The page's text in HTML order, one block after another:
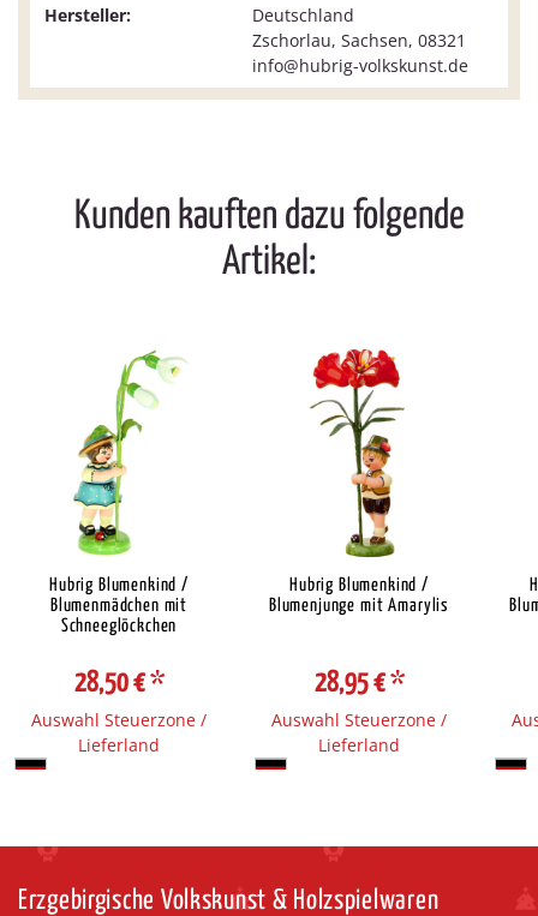
Hersteller:
Deutschland
Zschorlau, Sachsen, 08321
info@hubrig-volkskunst.de
Kunden kauften dazu folgende
Artikel:
Hubrig Blumenkind /
Blumenmädchen mit
Schneeglöckchen
28,50 €*
Auswahl Steuerzone /
Lieferland
Hubrig Blumenkind /
Blumenjunge mit Amarylis
28,95 €*
Auswahl Steuerzone /
Lieferland
Erzgebirgische Volkskunst & Holzspielwaren